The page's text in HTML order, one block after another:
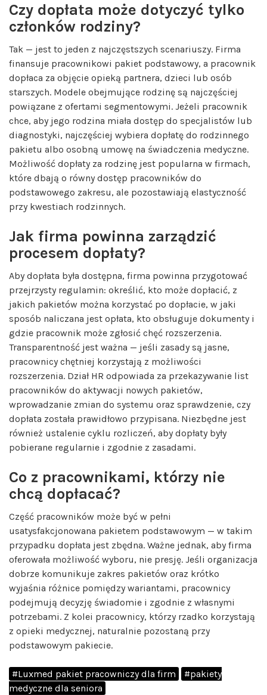
Czy dopłata może dotyczyć tylko
członków rodziny?
Tak — jest to jeden z najczęstszych scenariuszy. Firma
finansuje pracownikowi pakiet podstawowy, a pracownik
dopłaca za objęcie opieką partnera, dzieci lub osób
starszych. Modele obejmujące rodzinę są najczęściej
powiązane z ofertami segmentowymi. Jeżeli pracownik
chce, aby jego rodzina miała dostęp do specjalistów lub
diagnostyki, najczęściej wybiera dopłatę do rodzinnego
pakietu albo osobną umowę na świadczenia medyczne.
Możliwość dopłaty za rodzinę jest popularna w firmach,
które dbają o równy dostęp pracowników do
podstawowego zakresu, ale pozostawiają elastyczność
przy kwestiach rodzinnych.
Jak firma powinna zarządzić
procesem dopłaty?
Aby dopłata była dostępna, firma powinna przygotować
przejrzysty regulamin: określić, kto może dopłacić, z
jakich pakietów można korzystać po dopłacie, w jaki
sposób naliczana jest opłata, kto obsługuje dokumenty i
gdzie pracownik może zgłosić chęć rozszerzenia.
Transparentność jest ważna — jeśli zasady są jasne,
pracownicy chętniej korzystają z możliwości
rozszerzenia. Dział HR odpowiada za przekazywanie list
pracowników do aktywacji nowych pakietów,
wprowadzanie zmian do systemu oraz sprawdzenie, czy
dopłata została prawidłowo przypisana. Niezbędne jest
również ustalenie cyklu rozliczeń, aby dopłaty były
pobierane regularnie i zgodnie z zasadami.
Co z pracownikami, którzy nie
chcą dopłacać?
Część pracowników może być w pełni
usatysfakcjonowana pakietem podstawowym — w takim
przypadku dopłata jest zbędna. Ważne jednak, aby firma
oferowała możliwość wyboru, nie presję. Jeśli organizacja
dobrze komunikuje zakres pakietów oraz krótko
wyjaśnia różnice pomiędzy wariantami, pracownicy
podejmują decyzję świadomie i zgodnie z własnymi
potrzebami. Z kolei pracownicy, którzy rzadko korzystają
z opieki medycznej, naturalnie pozostaną przy
podstawowym pakiecie.
#Luxmed pakiet pracowniczy dla firm
#pakiety
medyczne dla seniora